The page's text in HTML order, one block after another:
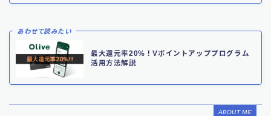
あわせて読みたい
最大還元率20%！Vポイントアッププログラム
活用方法解説
ABOUT ME